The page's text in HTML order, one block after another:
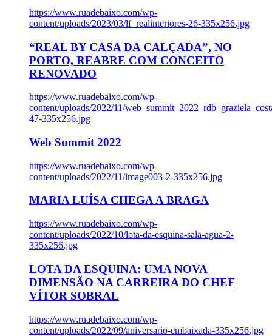
https://www.ruadebaixo.com/wp-
content/uploads/2023/03/lf_realinteriores-26-335x256.jpg
“REAL BY CASA DA CALÇADA”, NO
PORTO, REABRE COM CONCEITO
RENOVADO
https://www.ruadebaixo.com/wp-
content/uploads/2022/11/
47-335x256.jpg
Web Summit 2022
https://www.ruadebaixo.com/wp-
content/uploads/2022/11/image003-2-335x256.jpg
MARIA LUÍSA CHEGA A BRAGA
https://www.ruadebaixo.com/wp-
content/uploads/2022/10/lota-da-esquina-sala-agua-2-
335x256.jpg
LOTA DA ESQUINA: UMA NOVA
DIMENSÃO NA CARREIRA DO CHEF
VÍTOR SOBRAL
https://www.ruadebaixo.com/wp-
content/uploads/2022/09/aniversario-embaixada-335x256.jpg